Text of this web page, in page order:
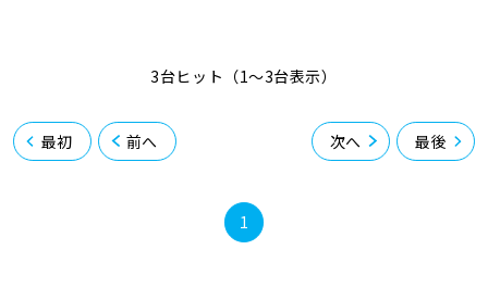
3台ヒット（1〜3台表示）
最初 前へ
1
次へ 最後